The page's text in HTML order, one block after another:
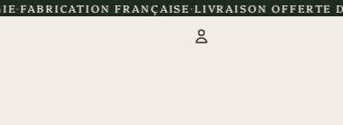
LIVRAISON OFFERTE DÈS 100€ D'ACHAT